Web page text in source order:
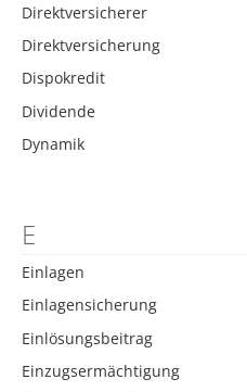
Direktversicherer
Direktversicherung
Dispokredit
Dividende
Dynamik
E
Einlagen
Einlagensicherung
Einlösungsbeitrag
Einzugsermächtigung